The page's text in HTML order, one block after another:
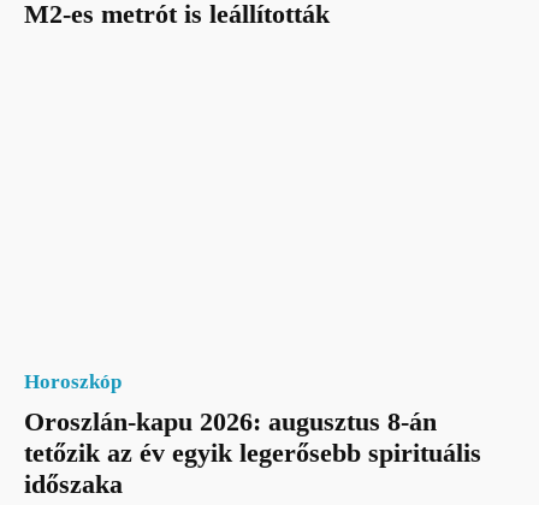
M2-es metrót is leállították
Horoszkóp
Oroszlán-kapu 2026: augusztus 8-án
tetőzik az év egyik legerősebb spirituális
időszaka